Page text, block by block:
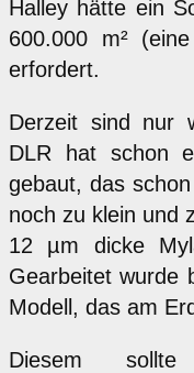
Halley hätte ein
600.000 m²
erfordert.
Derzeit sind nur
DLR hat schon
gebaut, das
noch zu klein und
12 µm dicke
Gearbeitet wurde
Modell, das am
Diesem